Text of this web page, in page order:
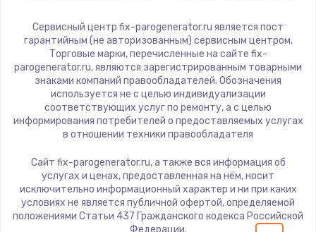
Заказать
Замена оперативной памяти
300 руб.
Заказать
Замена микрофона
550 руб.
Заказать
Замена звуковой карты
Сервисный центр fix-parogenerator.ru является пост
гарантийным (не авторизованным) сервисным центром.
Торговые марки, перечисленные на сайте fix-
parogenerator.ru, являются зарегистрированным товарными
знаками компаний правообладателей. Обозначения
используется не с целью индивидуализации
соответствующих услуг по ремонту, а с целью
информирования потребителей о предоставляемых услугах
в отношении техники правообладателя
Сайт fix-parogenerator.ru, а также вся информация об
услугах и ценах, предоставленная на нём, носит
исключительно информационный характер и ни при каких
условиях не является публичной офертой, определяемой
положениями Статьи 437 Гражданского кодекса Российской
Федерации.